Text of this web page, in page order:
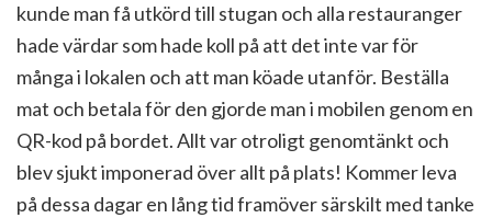
kunde man få utkörd till stugan och alla restauranger
hade värdar som hade koll på att det inte var för
många i lokalen och att man köade utanför. Beställa
mat och betala för den gjorde man i mobilen genom en
QR-kod på bordet. Allt var otroligt genomtänkt och
blev sjukt imponerad över allt på plats! Kommer leva
på dessa dagar en lång tid framöver särskilt med tanke